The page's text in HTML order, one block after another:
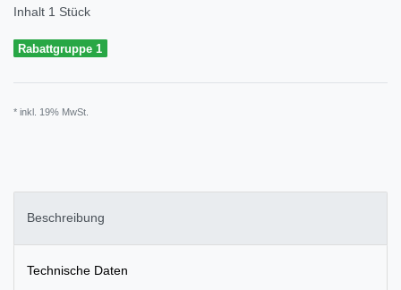
Inhalt 1 Stück
Rabattgruppe 1
* inkl. 19% MwSt.
Beschreibung
Technische Daten